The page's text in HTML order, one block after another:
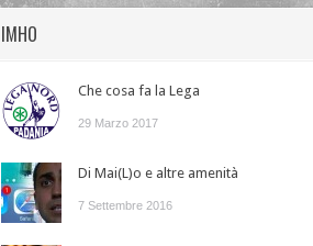
IMHO
Che cosa fa la Lega
29 Marzo 2017
Di Mai(L)o e altre amenità
7 Settembre 2016